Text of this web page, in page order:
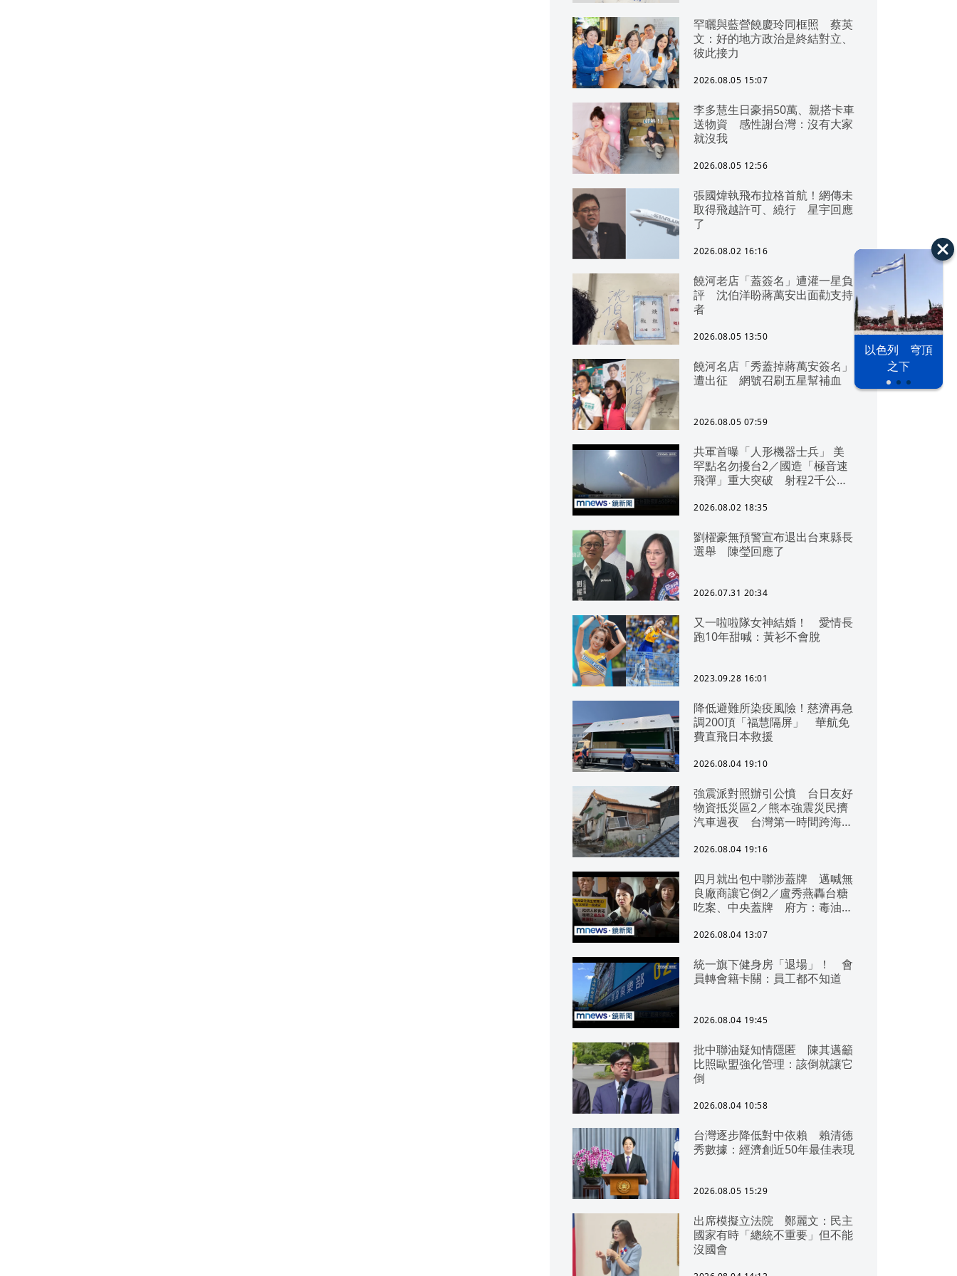
以色列 穹頂
之下
罕曬與藍營饒慶玲同框照 蔡英
文：好的地方政治是終結對立、
彼此接力
2026.08.05 15:07
李多慧生日豪捐50萬、親搭卡車
送物資 感性謝台灣：沒有大家
就沒我
2026.08.05 12:56
張國煒執飛布拉格首航！網傳未
取得飛越許可、繞行 星宇回應
了
2026.08.02 16:16
饒河老店「蓋簽名」遭灌一星負
評 沈伯洋盼蔣萬安出面勸支持
者
2026.08.05 13:50
饒河名店「秀蓋掉蔣萬安簽名」
遭出征 網號召刷五星幫補血
2026.08.05 07:59
共軍首曝「人形機器士兵」 美
罕點名勿擾台2／國造「極音速
飛彈」重大突破 射程2千公里
2026.08.02 18:35
劉櫂豪無預警宣布退出台東縣長
選舉 陳瑩回應了
2026.07.31 20:34
又一啦啦隊女神結婚！ 愛情長
跑10年甜喊：黃衫不會脫
2023.09.28 16:01
降低避難所染疫風險！慈濟再急
調200頂「福慧隔屏」 華航免
費直飛日本救援
2026.08.04 19:10
強震派對照辦引公憤 台日友好
物資抵災區2／熊本強震災民擠
汽車過夜 台灣第一時間跨海急
2026.08.04 19:16
四月就出包中聯涉蓋牌 邁喊無
良廠商讓它倒2／盧秀燕轟台糖
吃案、中央蓋牌 府方：毒油一
2026.08.04 13:07
統一旗下健身房「退場」！ 會
員轉會籍卡關：員工都不知道
2026.08.04 19:45
批中聯油疑知情隱匿 陳其邁籲
比照歐盟強化管理：該倒就讓它
倒
2026.08.04 10:58
台灣逐步降低對中依賴 賴清德
秀數據：經濟創近50年最佳表現
2026.08.05 15:29
出席模擬立法院 鄭麗文：民主
國家有時「總統不重要」但不能
沒國會